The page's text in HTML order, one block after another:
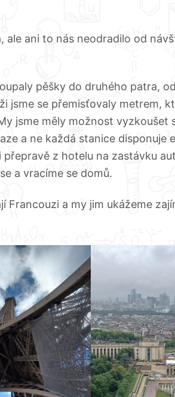
ani to nás neodradilo od
pěšky do druhého patra,
jsme se přemisťovaly metrem,
jsme měly možnost vyzkoušet
a ne každá stanice disponuje
z hotelu na zastávku
a vracíme se domů.
a my jim ukážeme